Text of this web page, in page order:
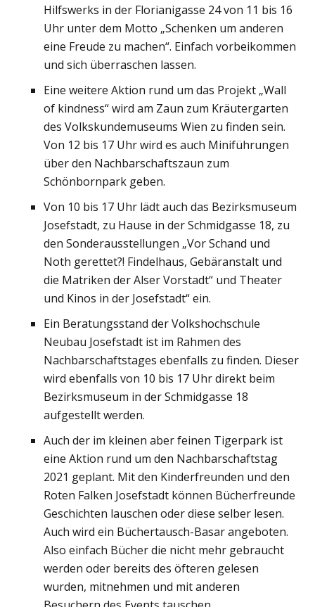
Hilfswerks in der Florianigasse 24 von 11 bis 16
Uhr unter dem Motto „Schenken um anderen
eine Freude zu machen“. Einfach vorbeikommen
und sich überraschen lassen.
Eine weitere Aktion rund um das Projekt „Wall
of kindness“ wird am Zaun zum Kräutergarten
des Volkskundemuseums Wien zu finden sein.
Von 12 bis 17 Uhr wird es auch Miniführungen
über den Nachbarschaftszaun zum
Schönbornpark geben.
Von 10 bis 17 Uhr lädt auch das Bezirksmuseum
Josefstadt, zu Hause in der Schmidgasse 18, zu
den Sonderausstellungen „Vor Schand und
Noth gerettet?! Findelhaus, Gebäranstalt und
die Matriken der Alser Vorstadt“ und Theater
und Kinos in der Josefstadt“ ein.
Ein Beratungsstand der Volkshochschule
Neubau Josefstadt ist im Rahmen des
Nachbarschaftstages ebenfalls zu finden. Dieser
wird ebenfalls von 10 bis 17 Uhr direkt beim
Bezirksmuseum in der Schmidgasse 18
aufgestellt werden.
Auch der im kleinen aber feinen Tigerpark ist
eine Aktion rund um den Nachbarschaftstag
2021 geplant. Mit den Kinderfreunden und den
Roten Falken Josefstadt können Bücherfreunde
Geschichten lauschen oder diese selber lesen.
Auch wird ein Büchertausch-Basar angeboten.
Also einfach Bücher die nicht mehr gebraucht
werden oder bereits des öfteren gelesen
wurden, mitnehmen und mit anderen